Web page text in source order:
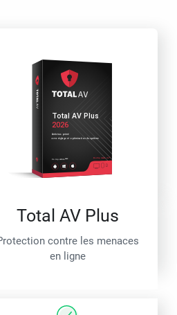
Total AV Plus
contre les menaces
en ligne